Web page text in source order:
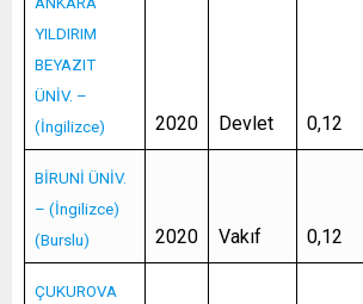
YILDIRIM
BEYAZIT
ÜNİV. –
(İngilizce)
2020 Devlet 0,12
BİRUNİ ÜNİV.
– (İngilizce)
(Burslu)
2020 Vakıf 0,12
ÇUKUROVA